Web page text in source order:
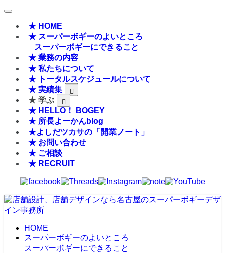
★ HOME
★ スーパーボギーのよいところ
スーパーボギーにできること
★ 業務の内容
★ 私たちについて
★ トータルスケジュールについて
★ 実績集
★ 学ぶ
★ HELLO！ BOGEY
★ 所長よーかんblog
★よしだツカサの「開業ノート」
★ お問い合わせ
★ ご相談
★ RECRUIT
HOME
スーパーボギーのよいところ
スーパーボギーにできること